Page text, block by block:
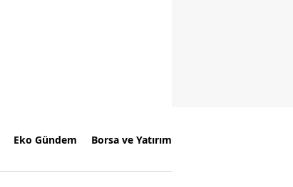
Eko Gündem Borsa ve Yatırım